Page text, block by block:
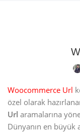
Woocommerce Url
özel olarak
Url aramalarına
Dünyanın en büyük